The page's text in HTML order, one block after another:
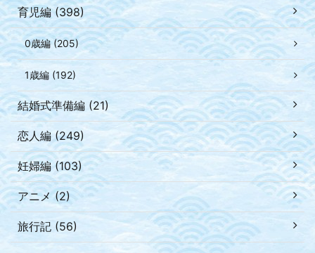
育児編 (398)
0歳編 (205)
1歳編 (192)
結婚式準備編 (21)
恋人編 (249)
妊婦編 (103)
アニメ (2)
旅行記 (56)